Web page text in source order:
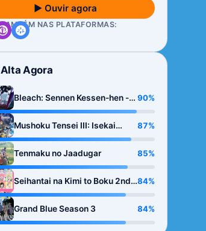
▶ Ouvir agora
NAS PLATAFORMAS:
Alta Agora
Bleach: Sennen Kessen-hen -
Kashin-tan
90%
Mushoku Tensei III: Isekai
Ittara Honki Dasu
87%
Tenmaku no Jaadugar 85%
Seihantai na Kimi to Boku 2nd
Season
84%
Grand Blue Season 3 84%